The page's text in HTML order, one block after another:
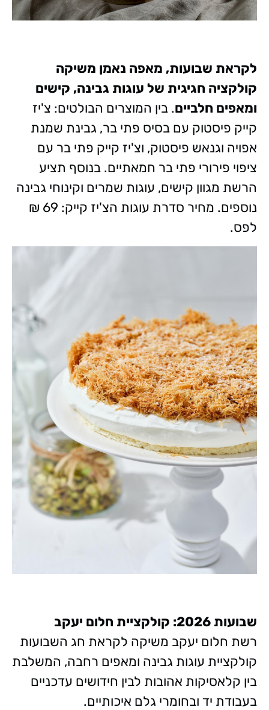
לקראת שבועות, מאפה נאמן⁠ משיקה
קולקציה חגיגית של עוגות גבינה, קישים
ומאפים חלביים. בין המוצרים הבולטים: צ'יז
קייק פיסטוק עם בסיס פתי בר, גבינת שמנת
אפויה וגנאש פיסטוק, וצ'יז קייק פתי בר עם
ציפוי פירורי פתי בר חמאתיים. בנוסף תציע
הרשת מגוון קישים, עוגות שמרים וקינוחי גבינה
נוספים. מחיר סדרת עוגות הצ'יז קייק: 69 ₪
לפס.
שבועות 2026: קולקציית חלום יעקב
רשת חלום יעקב משיקה לקראת חג השבועות
קולקציית עוגות גבינה ומאפים רחבה, המשלבת
בין קלאסיקות אהובות לבין חידושים עדכניים
בעבודת יד ובחומרי גלם איכותיים.